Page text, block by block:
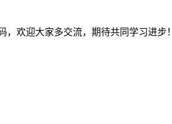
欢迎大家多交流，期待共同学习进步！